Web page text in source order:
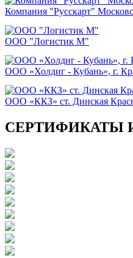
Компания "Русскарт"
ООО "Логистик М"
ООО «Холдиг - Кубань», г.
ООО «ККЗ» ст. Динская
СЕРТИФИКАТЫ